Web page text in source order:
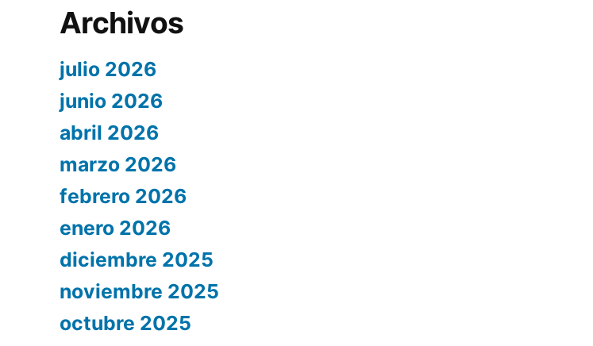
Archivos
julio 2026
junio 2026
abril 2026
marzo 2026
febrero 2026
enero 2026
diciembre 2025
noviembre 2025
octubre 2025